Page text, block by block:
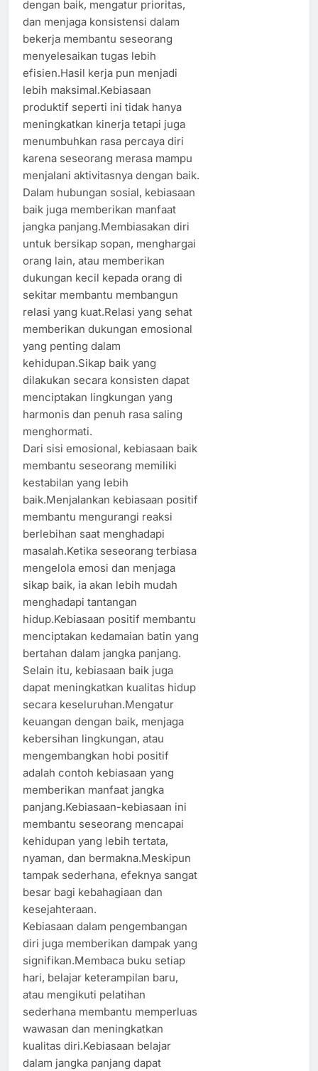
dengan baik, mengatur prioritas,
dan menjaga konsistensi dalam
bekerja membantu seseorang
menyelesaikan tugas lebih
efisien.Hasil kerja pun menjadi
lebih maksimal.Kebiasaan
produktif seperti ini tidak hanya
meningkatkan kinerja tetapi juga
menumbuhkan rasa percaya diri
karena seseorang merasa mampu
menjalani aktivitasnya dengan baik.
Dalam hubungan sosial, kebiasaan
baik juga memberikan manfaat
jangka panjang.Membiasakan diri
untuk bersikap sopan, menghargai
orang lain, atau memberikan
dukungan kecil kepada orang di
sekitar membantu membangun
relasi yang kuat.Relasi yang sehat
memberikan dukungan emosional
yang penting dalam
kehidupan.Sikap baik yang
dilakukan secara konsisten dapat
menciptakan lingkungan yang
harmonis dan penuh rasa saling
menghormati.
Dari sisi emosional, kebiasaan baik
membantu seseorang memiliki
kestabilan yang lebih
baik.Menjalankan kebiasaan positif
membantu mengurangi reaksi
berlebihan saat menghadapi
masalah.Ketika seseorang terbiasa
mengelola emosi dan menjaga
sikap baik, ia akan lebih mudah
menghadapi tantangan
hidup.Kebiasaan positif membantu
menciptakan kedamaian batin yang
bertahan dalam jangka panjang.
Selain itu, kebiasaan baik juga
dapat meningkatkan kualitas hidup
secara keseluruhan.Mengatur
keuangan dengan baik, menjaga
kebersihan lingkungan, atau
mengembangkan hobi positif
adalah contoh kebiasaan yang
memberikan manfaat jangka
panjang.Kebiasaan-kebiasaan ini
membantu seseorang mencapai
kehidupan yang lebih tertata,
nyaman, dan bermakna.Meskipun
tampak sederhana, efeknya sangat
besar bagi kebahagiaan dan
kesejahteraan.
Kebiasaan dalam pengembangan
diri juga memberikan dampak yang
signifikan.Membaca buku setiap
hari, belajar keterampilan baru,
atau mengikuti pelatihan
sederhana membantu memperluas
wawasan dan meningkatkan
kualitas diri.Kebiasaan belajar
dalam jangka panjang dapat